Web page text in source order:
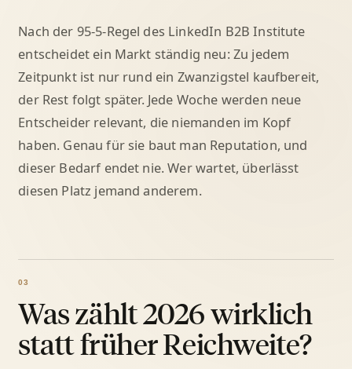
Nach der 95-5-Regel des LinkedIn B2B Institute
entscheidet ein Markt ständig neu: Zu jedem
Zeitpunkt ist nur rund ein Zwanzigstel kaufbereit,
der Rest folgt später. Jede Woche werden neue
Entscheider relevant, die niemanden im Kopf
haben. Genau für sie baut man Reputation, und
dieser Bedarf endet nie. Wer wartet, überlässt
diesen Platz jemand anderem.
Was zählt 2026 wirklich
statt früher Reichweite?